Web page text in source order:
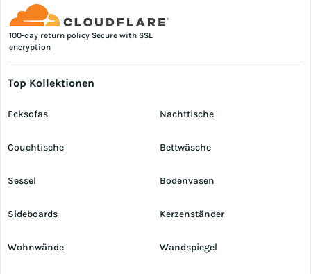
100-day return policy Secure with SSL
encryption
Top Kollektionen
Ecksofas
Couchtische
Sessel
Sideboards
Wohnwände
Nachttische
Bettwäsche
Bodenvasen
Kerzenständer
Wandspiegel